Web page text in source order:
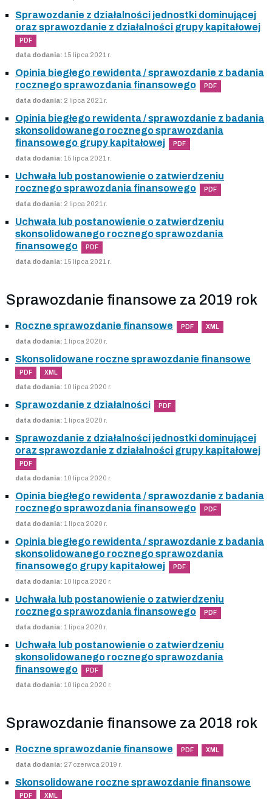
Sprawozdanie z działalności jednostki dominującej
oraz sprawozdanie z działalności grupy kapitałowej
PDF
data dodania: 15 lipca 2021 r.
Opinia biegłego rewidenta / sprawozdanie z badania
rocznego sprawozdania finansowego
PDF
data dodania: 2 lipca 2021 r.
Opinia biegłego rewidenta / sprawozdanie z badania
skonsolidowanego rocznego sprawozdania
finansowego grupy kapitałowej
PDF
data dodania: 15 lipca 2021 r.
Uchwała lub postanowienie o zatwierdzeniu
rocznego sprawozdania finansowego
PDF
data dodania: 2 lipca 2021 r.
Uchwała lub postanowienie o zatwierdzeniu
skonsolidowanego rocznego sprawozdania
finansowego
PDF
data dodania: 15 lipca 2021 r.
Sprawozdanie finansowe za 2019 rok
Roczne sprawozdanie finansowe PDF XML
data dodania: 1 lipca 2020 r.
Skonsolidowane roczne sprawozdanie finansowe
PDF XML
data dodania: 10 lipca 2020 r.
Sprawozdanie z działalności PDF
data dodania: 1 lipca 2020 r.
Sprawozdanie z działalności jednostki dominującej
oraz sprawozdanie z działalności grupy kapitałowej
PDF
data dodania: 10 lipca 2020 r.
Opinia biegłego rewidenta / sprawozdanie z badania
rocznego sprawozdania finansowego
PDF
data dodania: 1 lipca 2020 r.
Opinia biegłego rewidenta / sprawozdanie z badania
skonsolidowanego rocznego sprawozdania
finansowego grupy kapitałowej
PDF
data dodania: 10 lipca 2020 r.
Uchwała lub postanowienie o zatwierdzeniu
rocznego sprawozdania finansowego
PDF
data dodania: 1 lipca 2020 r.
Uchwała lub postanowienie o zatwierdzeniu
skonsolidowanego rocznego sprawozdania
finansowego
PDF
data dodania: 10 lipca 2020 r.
Sprawozdanie finansowe za 2018 rok
Roczne sprawozdanie finansowe PDF XML
data dodania: 27 czerwca 2019 r.
Skonsolidowane roczne sprawozdanie finansowe
PDF XML